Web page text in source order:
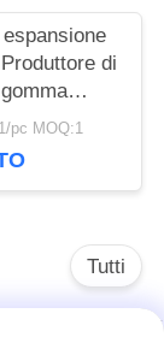
di
pc MOQ:1
Tutti